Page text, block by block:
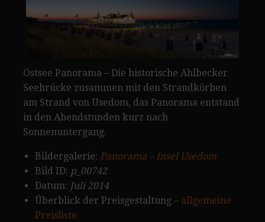
Ostsee Panorama – Die historische Ahlbecker
Seebrücke zusammen mit den Strandkörben
am Strand von Usedom, das Panorama entstand
in den Abendstunden kurz nach
Sonnenuntergang.
Bildergalerie: Panorama – Insel Usedom
Bild ID: p_00742
Datum: Juli 2014
Überblick der Preisgestaltung – allgemeine
Preisliste